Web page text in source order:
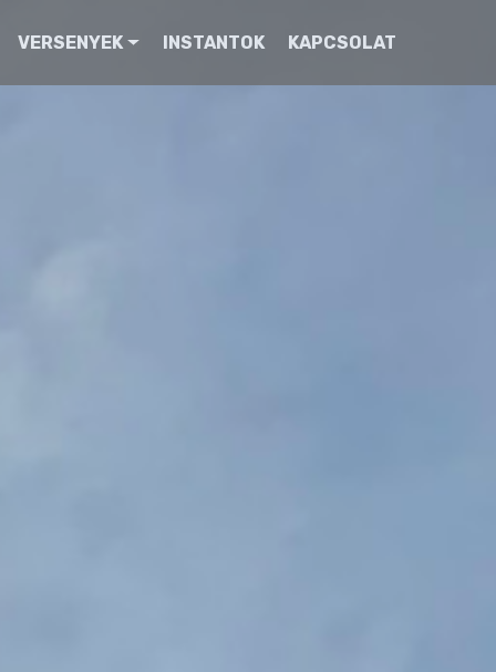
VERSENYEK INSTANTOK KAPCSOLAT